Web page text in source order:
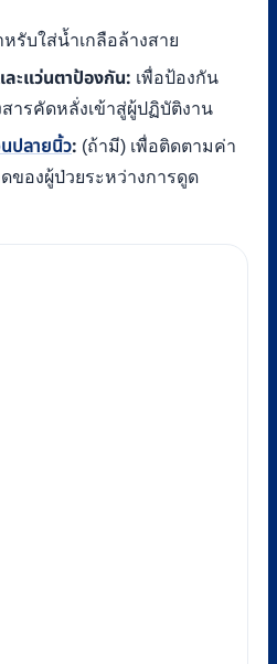
หรับใส่น้ำเกลือล้างสาย
ะแว่นตาป้องกัน: เพื่อป้องกัน
ารคัดหลั่งเข้าสู่ผู้ปฏิบัติงาน
นปลายนิ้ว: (ถ้ามี) เพื่อติดตามค่า
ของผู้ป่วยระหว่างการดูด